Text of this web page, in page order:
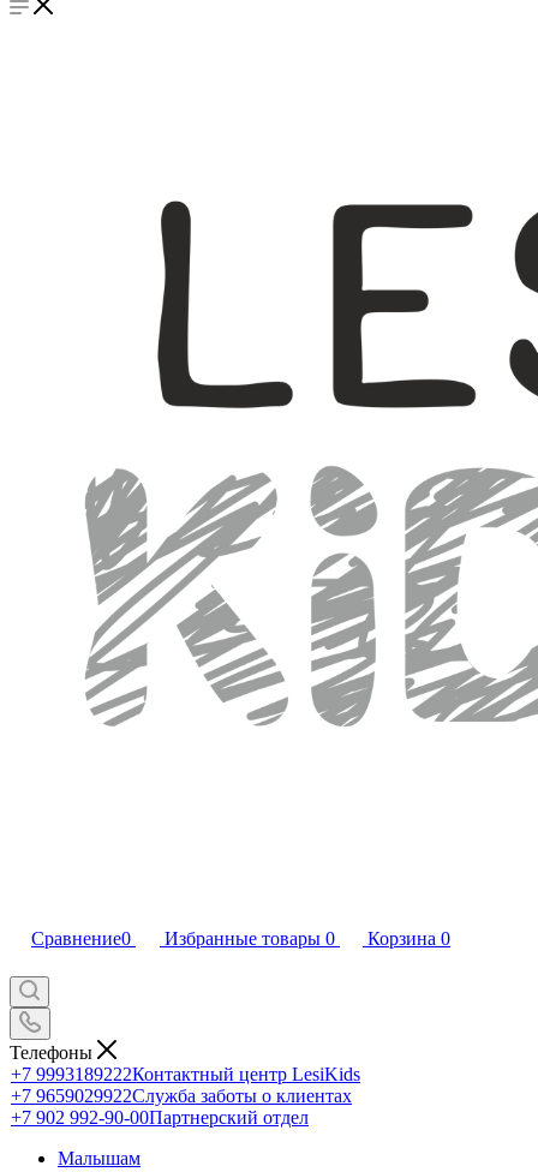
Сравнение0 Избранные товары 0 Корзина 0
Телефоны
+7 9993189222Контактный центр LesiKids
+7 9659029922Служба заботы о клиентах
+7 902 992-90-00Партнерский отдел
Малышам